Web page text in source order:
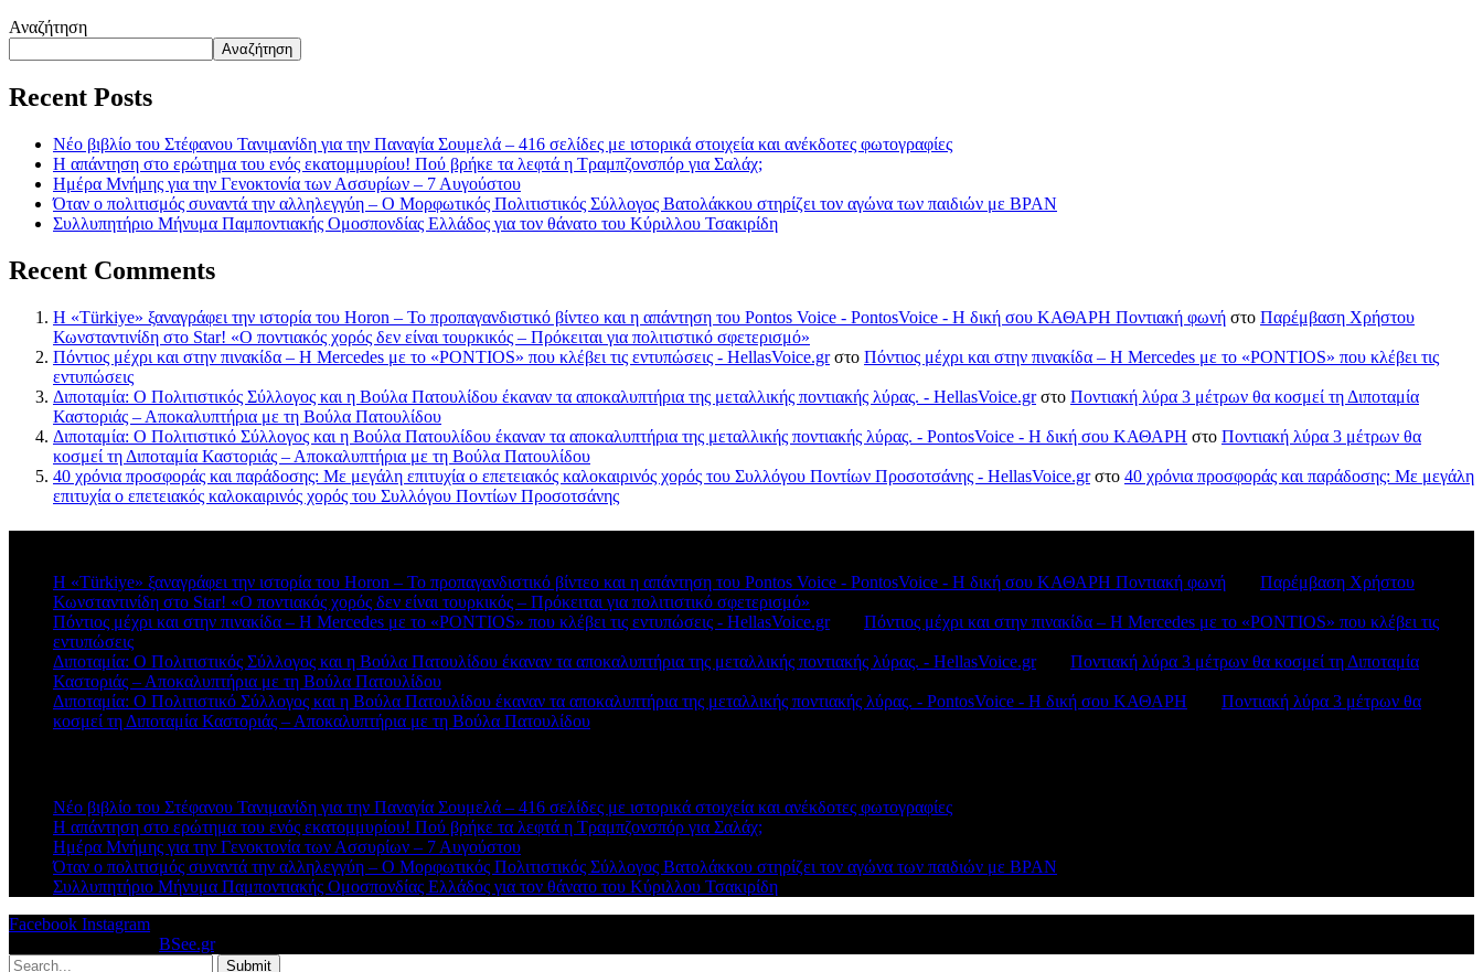
Αναζήτηση
Αναζήτηση
Recent Posts
Νέο βιβλίο του Στέφανου Τανιμανίδη για την Παναγία Σουμελά – 416 σελίδες με ιστορικά στοιχεία και ανέκδοτες φωτογραφίες
Η απάντηση στο ερώτημα του ενός εκατομμυρίου! Πού βρήκε τα λεφτά η Τραμπζονσπόρ για Σαλάχ;
Ημέρα Μνήμης για την Γενοκτονία των Ασσυρίων – 7 Αυγούστου
Όταν ο πολιτισμός συναντά την αλληλεγγύη – Ο Μορφωτικός Πολιτιστικός Σύλλογος Βατολάκκου στηρίζει τον αγώνα των παιδιών με BPAN
Συλλυπητήριο Μήνυμα Παμποντιακής Ομοσπονδίας Ελλάδος για τον θάνατο του Κύριλλου Τσακιρίδη
Recent Comments
Η «Türkiye» ξαναγράφει την ιστορία του Horon – Το προπαγανδιστικό βίντεο και η απάντηση του Pontos Voice - PontosVoice - H δική σου ΚΑΘΑΡΗ Ποντιακή φωνή στο Παρέμβαση Χρήστου
Κωνσταντινίδη στο Star! «Ο ποντιακός χορός δεν είναι τουρκικός – Πρόκειται για πολιτιστικό σφετερισμό»
Πόντιος μέχρι και στην πινακίδα – Η Mercedes με το «PONTIOS» που κλέβει τις εντυπώσεις - HellasVoice.grστο Πόντιος μέχρι και στην πινακίδα – Η Mercedes με το «PONTIOS» που κλέβει τις
εντυπώσεις
Διποταμία: Ο Πολιτιστικός Σύλλογος και η Βούλα Πατουλίδου έκαναν τα αποκαλυπτήρια της μεταλλικής ποντιακής λύρας. - HellasVoice.grστο Ποντιακή λύρα 3 μέτρων θα κοσμεί τη Διποταμία
Καστοριάς – Αποκαλυπτήρια με τη Βούλα Πατουλίδου
Διποταμία: Ο Πολιτιστικό Σύλλογος και η Βούλα Πατουλίδου έκαναν τα αποκαλυπτήρια της μεταλλικής ποντιακής λύρας. - PontosVoice - H δική σου ΚΑΘΑΡΗ στο Ποντιακή λύρα 3 μέτρων θα
κοσμεί τη Διποταμία Καστοριάς – Αποκαλυπτήρια με τη Βούλα Πατουλίδου
40 χρόνια προσφοράς και παράδοσης: Με μεγάλη επιτυχία ο επετειακός καλοκαιρινός χορός του Συλλόγου Ποντίων Προσοτσάνης - HellasVoice.grστο 40 χρόνια προσφοράς και παράδοσης: Με μεγάλη
επιτυχία ο επετειακός καλοκαιρινός χορός του Συλλόγου Ποντίων Προσοτσάνης
Η «Türkiye» ξαναγράφει την ιστορία του Horon – Το προπαγανδιστικό βίντεο και η απάντηση του Pontos Voice - PontosVoice - H δική σου ΚΑΘΑΡΗ Ποντιακή φωνή
Παρέμβαση Χρήστου
Κωνσταντινίδη στο Star! «Ο ποντιακός χορός δεν είναι τουρκικός – Πρόκειται για πολιτιστικό σφετερισμό»
Πόντιος μέχρι και στην πινακίδα – Η Mercedes με το «PONTIOS» που κλέβει τις εντυπώσεις - HellasVoice.grστο Πόντιος μέχρι και στην πινακίδα – Η Mercedes με το «PONTIOS» που κλέβει τις
εντυπώσεις
Διποταμία: Ο Πολιτιστικός Σύλλογος και η Βούλα Πατουλίδου έκαναν τα αποκαλυπτήρια της μεταλλικής ποντιακής λύρας. - HellasVoice.grστο Ποντιακή λύρα 3 μέτρων θα κοσμεί τη Διποταμία
Καστοριάς – Αποκαλυπτήρια με τη Βούλα Πατουλίδου
Διποταμία: Ο Πολιτιστικό Σύλλογος και η Βούλα Πατουλίδου έκαναν τα αποκαλυπτήρια της μεταλλικής ποντιακής λύρας. - PontosVoice - H δική σου ΚΑΘΑΡΗ
Ποντιακή λύρα 3 μέτρων θα
κοσμεί τη Διποταμία Καστοριάς – Αποκαλυπτήρια με τη Βούλα Πατουλίδου
Νέο βιβλίο του Στέφανου Τανιμανίδη για την Παναγία Σουμελά – 416 σελίδες με ιστορικά στοιχεία και ανέκδοτες φωτογραφίες
Η απάντηση στο ερώτημα του ενός εκατομμυρίου! Πού βρήκε τα λεφτά η Τραμπζονσπόρ για Σαλάχ;
Ημέρα Μνήμης για την Γενοκτονία των Ασσυρίων – 7 Αυγούστου
Όταν ο πολιτισμός συναντά την αλληλεγγύη – Ο Μορφωτικός Πολιτιστικός Σύλλογος Βατολάκκου στηρίζει τον αγώνα των παιδιών με BPAN
Συλλυπητήριο Μήνυμα Παμποντιακής Ομοσπονδίας Ελλάδος για τον θάνατο του Κύριλλου Τσακιρίδη
Facebook Instagram
BSee.gr.
Submit